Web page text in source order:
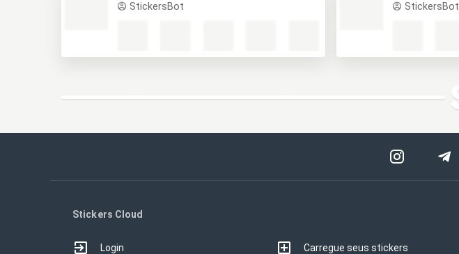
StickersBot
StickersBot
Stickers Cloud
Login Carregue seus stickers